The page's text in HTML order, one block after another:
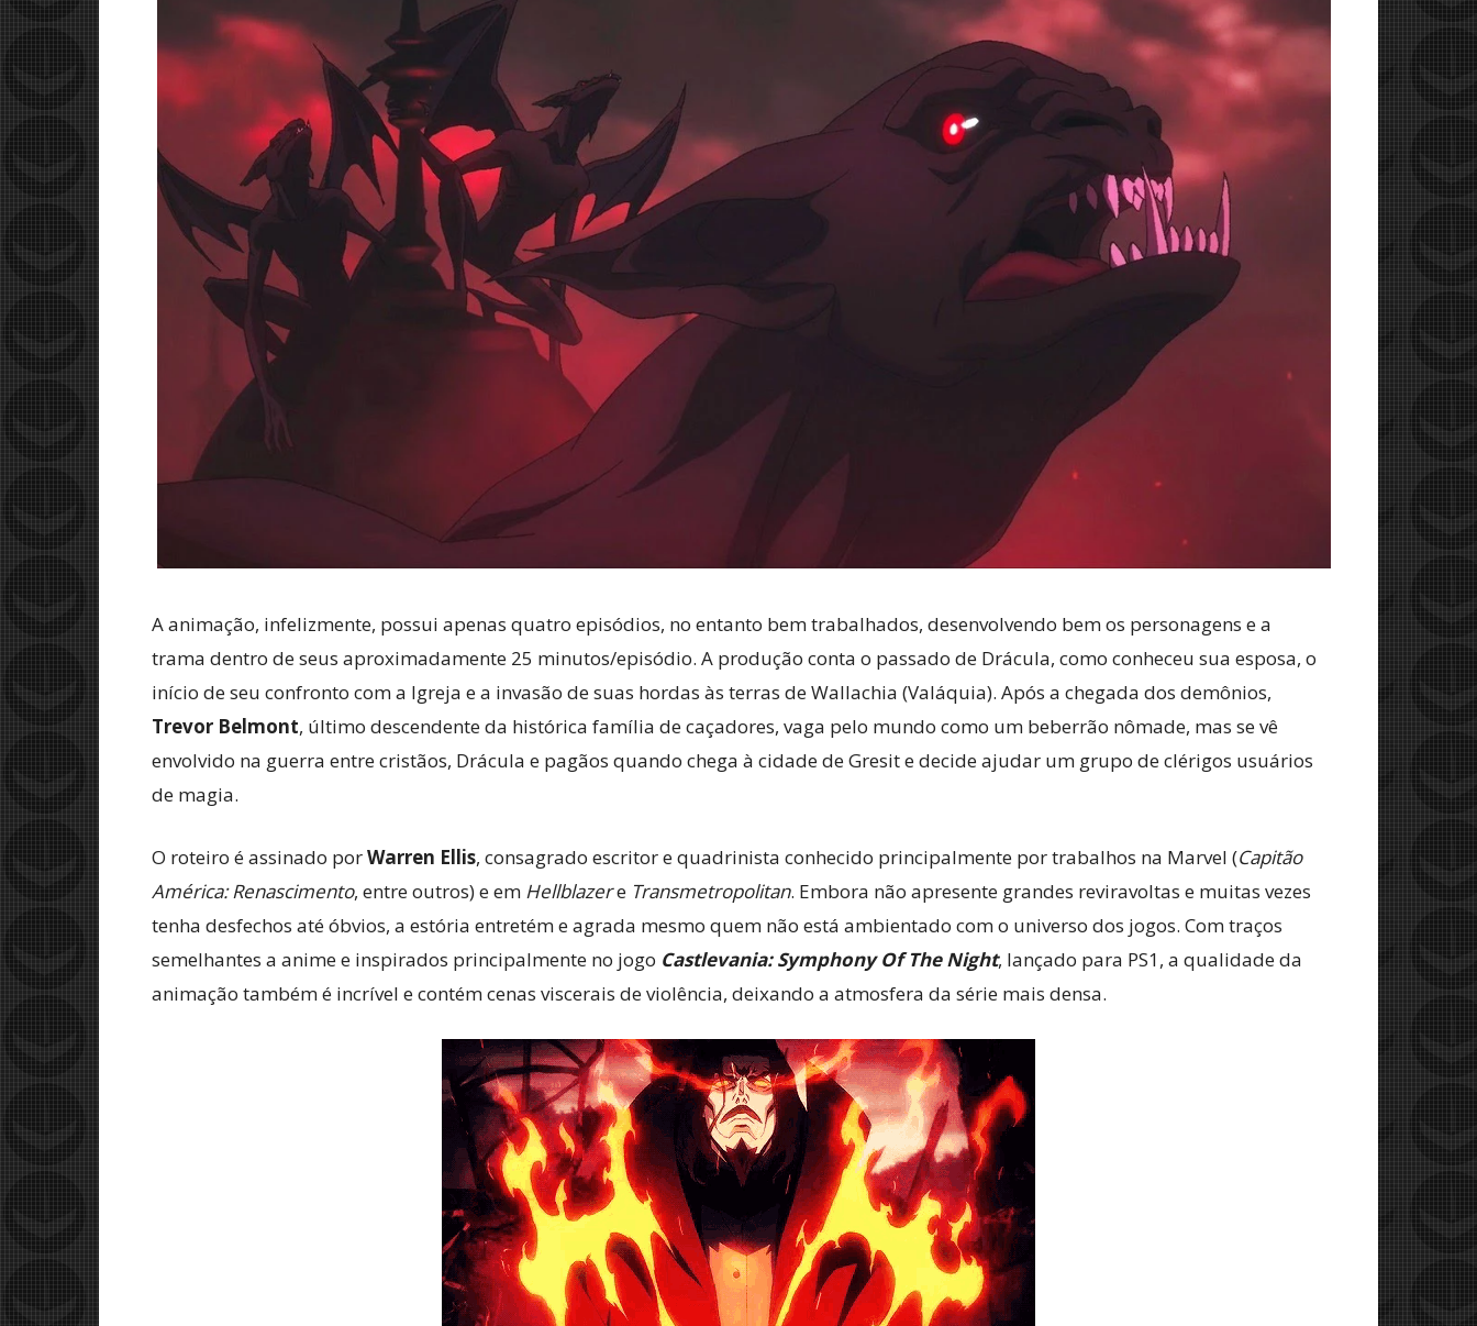
A animação, infelizmente, possui apenas quatro episódios, no entanto bem trabalhados, desenvolvendo bem os personagens e a
trama dentro de seus aproximadamente 25 minutos/episódio. A produção conta o passado de Drácula, como conheceu sua esposa, o
início de seu confronto com a Igreja e a invasão de suas hordas às terras de Wallachia (Valáquia). Após a chegada dos demônios,
Trevor Belmont, último descendente da histórica família de caçadores, vaga pelo mundo como um beberrão nômade, mas se vê
envolvido na guerra entre cristãos, Drácula e pagãos quando chega à cidade de Gresit e decide ajudar um grupo de clérigos usuários
de magia.
O roteiro é assinado porWarren Ellis, consagrado escritor e quadrinista conhecido principalmente por trabalhos na Marvel (Capitão
América: Renascimento, entre outros) e em Hellblazere Transmetropolitan. Embora não apresente grandes reviravoltas e muitas vezes
tenha desfechos até óbvios, a estória entretém e agrada mesmo quem não está ambientado com o universo dos jogos. Com traços
semelhantes a anime e inspirados principalmente no jogo Castlevania: Symphony Of The Night, lançado para PS1, a qualidade da
animação também é incrível e contém cenas viscerais de violência, deixando a atmosfera da série mais densa.